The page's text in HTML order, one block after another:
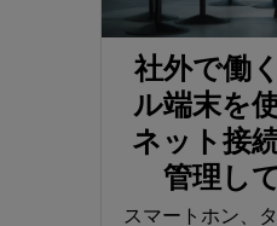
社外で働
ル端末を
ネット接
管理し
スマートホン、